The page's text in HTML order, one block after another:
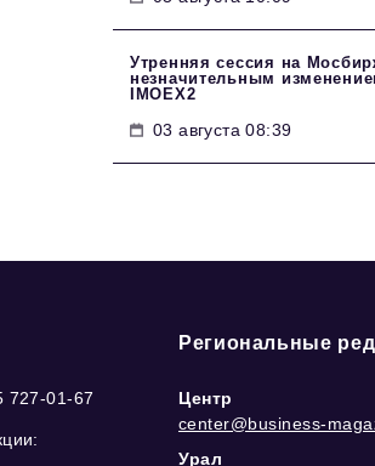
Утренняя сессия на
незначительным
IMOEX2
03 августа 08:39
727-01-67
Региональные
Центр
center@business-
Урал